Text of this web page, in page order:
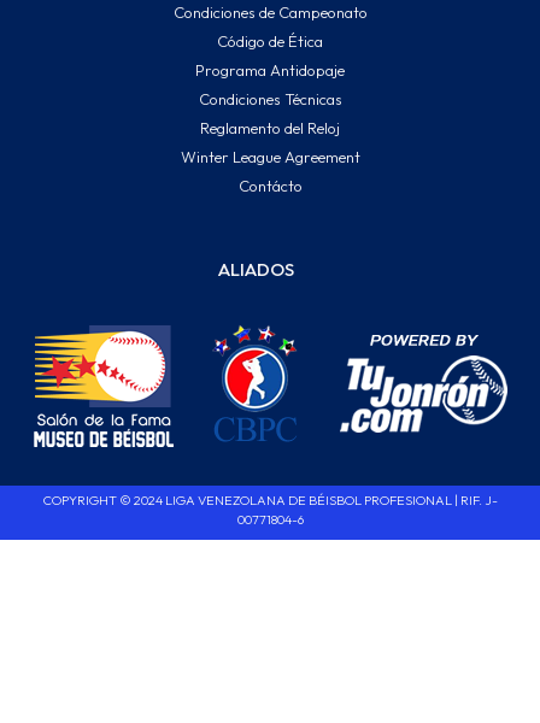
Condiciones de Campeonato
Código de Ética
Programa Antidopaje
Condiciones Técnicas
Reglamento del Reloj
Winter League Agreement
Contácto
ALIADOS
COPYRIGHT © 2024 LIGA VENEZOLANA DE BÉISBOL PROFESIONAL | RIF. J-
00771804-6